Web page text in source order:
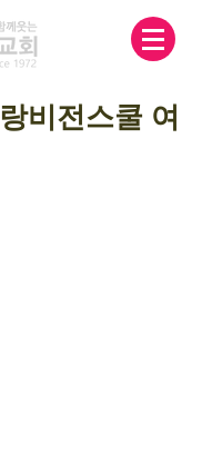
비전스쿨 여